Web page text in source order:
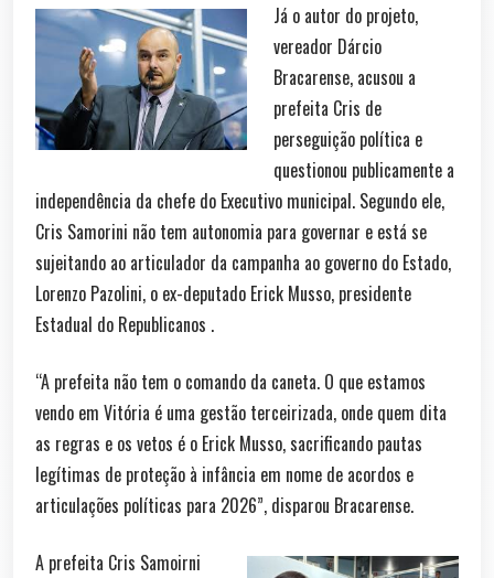
Já o autor do projeto,
vereador Dárcio
Bracarense, acusou a
prefeita Cris de
perseguição política e
questionou publicamente a
independência da chefe do Executivo municipal. Segundo ele,
Cris Samorini não tem autonomia para governar e está se
sujeitando ao articulador da campanha ao governo do Estado,
Lorenzo Pazolini, o ex-deputado Erick Musso, presidente
Estadual do Republicanos .
“A prefeita não tem o comando da caneta. O que estamos
vendo em Vitória é uma gestão terceirizada, onde quem dita
as regras e os vetos é o Erick Musso, sacrificando pautas
legítimas de proteção à infância em nome de acordos e
articulações políticas para 2026”, disparou Bracarense.
A prefeita Cris Samoirni